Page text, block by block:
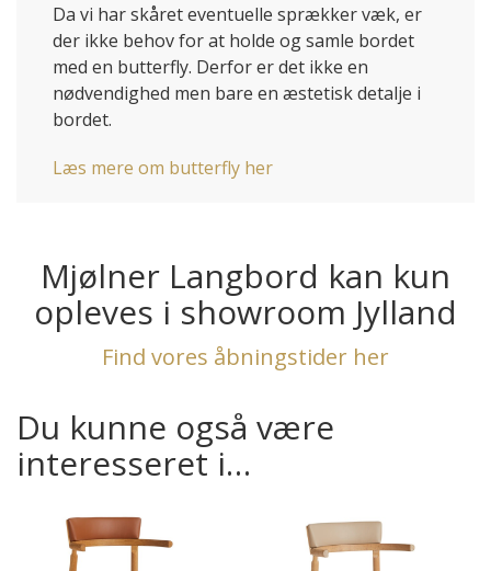
Da vi har skåret eventuelle sprækker væk, er
der ikke behov for at holde og samle bordet
med en butterfly. Derfor er det ikke en
nødvendighed men bare en æstetisk detalje i
bordet.
Læs mere om butterfly her
Mjølner Langbord kan kun
opleves i showroom Jylland
Find vores åbningstider her
Du kunne også være
interesseret i…